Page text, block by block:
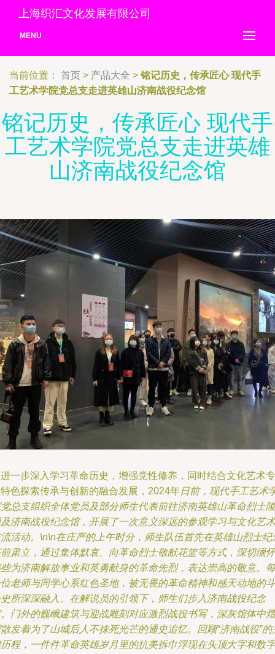
上海织汇文化发展有限公司
MENU
当前位置： 首页 > 产品大全 > 铭记历史，传承匠心 现代手
工艺术学院党总支走进英雄山济南战役纪念馆
铭记历史，传承匠心 现代手
工艺术学院党总支走进英雄
山济南战役纪念馆
一步深入学习革命历史，增强党性修养，同时结合文化艺术专
色探索传承与创新的融合发展，2024年日前，现代手工艺术
总支组织全体党员及部分师生代表前往济南英雄山革命烈士陵
济南战役纪念馆，开展了一次意义深远的参观学习与文化艺术
活动。\n\n在庄严的上午时分，师生队伍首先在英雄山烈士纪
肃立，通过集体默哀、向革命烈士敬献花篮等方式，深切缅怀
为济南解放事业和英勇献身的革命先烈，表达崇高的敬意。每
老师与同学心系红色圣地，被无畏的革命精神和感天动地的斗
所深深融入。在解说员的引领下，师生们步入济南战役纪念
门外的巍峨建筑与迎战雕刻对应激烈战役书写，深灰馆体中熠
发着为了山城后人不抹死光芒的通史追忆。回顾“济南战役”的
程，一件件革命英雄岁月里的抗美拆巾浮现在头顶大字和数字